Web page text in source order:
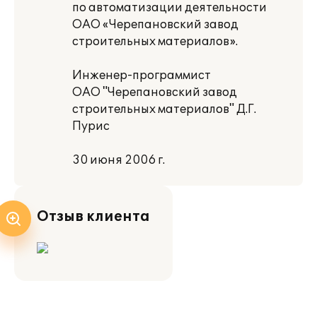
по автоматизации деятельности
ОАО «Черепановский завод
строительных материалов».
Инженер-программист
ОАО "Черепановский завод
строительных материалов" Д.Г.
Пурис
30 июня 2006 г.
Отзыв клиента